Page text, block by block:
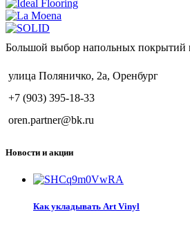
Большой выбор напольных покрытий
улица Поляничко, 2а, Оренбург
+7 (903) 395-18-33
oren.partner@bk.ru
Новости и акции
Как укладывать Art Vinyl